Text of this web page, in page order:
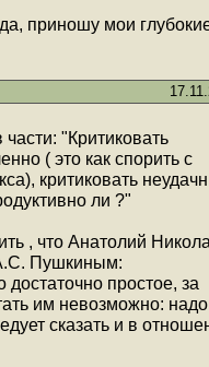
приношу мои
"Критиковать
( это как спорить с
критиковать
ли ?"
, что Анатолий
Пушкиным:
простое, за
им невозможно:
сказать и в